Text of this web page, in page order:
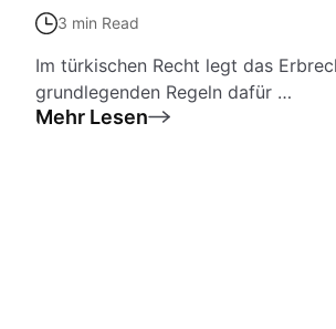
3 min Read
Im türkischen Recht legt das
grundlegenden Regeln dafür …
Mehr Lesen